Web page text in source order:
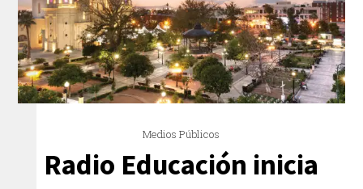
Medios Públicos
Radio Educación inicia